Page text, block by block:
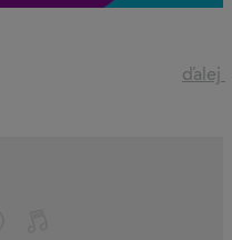
ďalej